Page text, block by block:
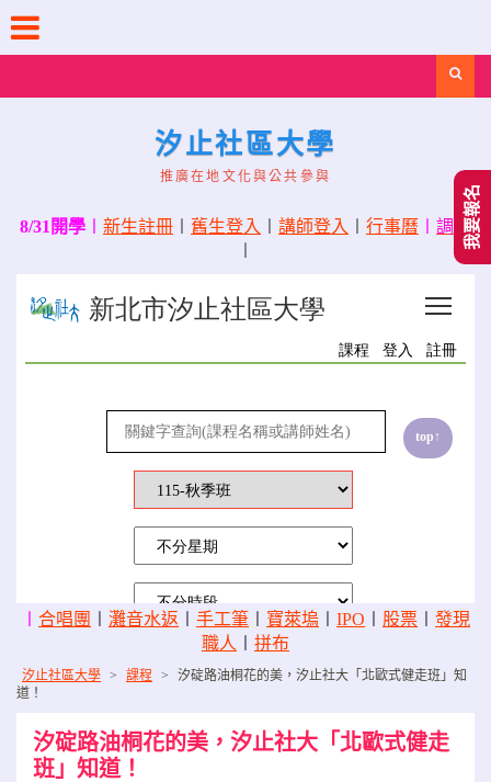
content
汐止社區大學
推廣在地文化與公共參與
8/31開學 新生註冊 舊生登入 講師登入 行事曆
調課
合唱團 灘音水返 手工筆 寶萊塢 IPO 股票
發現
職人
拼布
汐止社區大學 > 課程 >
汐碇路油桐花的美，汐止社大「北歐式健走班」知
道！
汐碇路油桐花的美，汐止社大「北歐式健走
班」知道！
我要報名